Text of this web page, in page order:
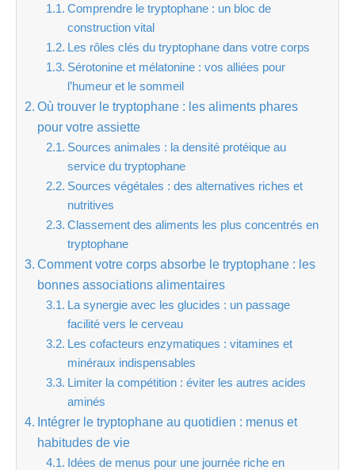
Comprendre le tryptophane : un bloc de
construction vital
Les rôles clés du tryptophane dans votre corps
Sérotonine et mélatonine : vos alliées pour
l’humeur et le sommeil
Où trouver le tryptophane : les aliments phares
pour votre assiette
Sources animales : la densité protéique au
service du tryptophane
Sources végétales : des alternatives riches et
nutritives
Classement des aliments les plus concentrés en
tryptophane
Comment votre corps absorbe le tryptophane : les
bonnes associations alimentaires
La synergie avec les glucides : un passage
facilité vers le cerveau
Les cofacteurs enzymatiques : vitamines et
minéraux indispensables
Limiter la compétition : éviter les autres acides
aminés
Intégrer le tryptophane au quotidien : menus et
habitudes de vie
Idées de menus pour une journée riche en